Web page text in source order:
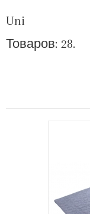
Uni
Товаров: 28.